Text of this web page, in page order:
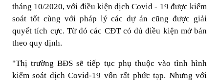
tháng 10/2020, với điều kiện dịch Covid - 19 được kiểm
soát tốt cùng với pháp lý các dự án cũng được giải
quyết tích cực. Từ đó các CĐT có đủ điều kiện mở bán
theo quy định.
"Thị trường BĐS sẽ tiếp tục phụ thuộc vào tình hình
kiểm soát dịch Covid-19 vốn rất phức tạp. Nhưng với